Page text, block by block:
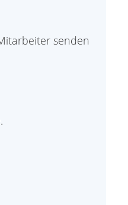
senden